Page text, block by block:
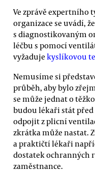
Ve zprávě expertního
organizace se uvádí,
s diagnostikovaným
léčbu s pomocí
vyžaduje kyslíkovou
Nemusíme si
průběh, aby bylo
se může jednat o
budou lékaři stát
odpojit z plicní
zkrátka může nastat.
a praktičtí lékaři
dostatek ochranných
zaměstnance.